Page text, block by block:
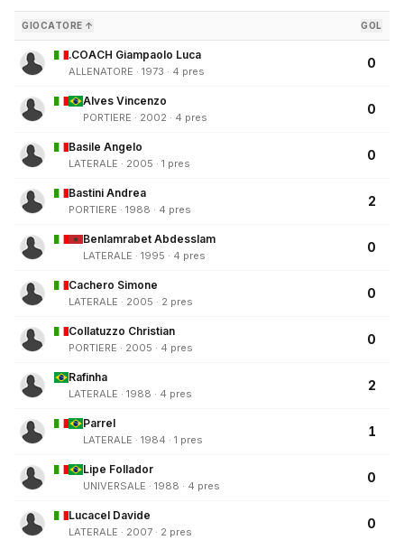
GIOCATORE ↑ GOL
.COACH Giampaolo Luca
ALLENATORE · 1973 · 4 pres
0
Alves Vincenzo
PORTIERE · 2002 · 4 pres
0
Basile Angelo
LATERALE · 2005 · 1 pres
0
Bastini Andrea
PORTIERE · 1988 · 4 pres
2
Benlamrabet Abdesslam
LATERALE · 1995 · 4 pres
0
Cachero Simone
LATERALE · 2005 · 2 pres
0
Collatuzzo Christian
PORTIERE · 2005 · 4 pres
0
Rafinha
LATERALE · 1988 · 4 pres
2
Parrel
LATERALE · 1984 · 1 pres
1
Lipe Follador
UNIVERSALE · 1988 · 4 pres
0
Lucacel Davide
LATERALE · 2007 · 2 pres
0